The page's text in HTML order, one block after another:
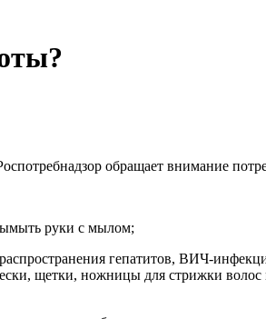
обращает внимание
руки с мылом;
гепатитов, ВИЧ-
щетки, ножницы для стрижки